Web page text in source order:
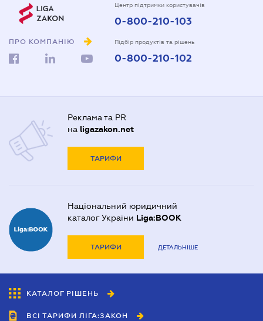
ПРО КОМПАНІЮ
Центр підтримки користувачів
0-800-210-103
Підбір продуктів та рішень
0-800-210-102
Реклама та PR
на ligazakon.net
ТАРИФИ
Національний юридичний
каталог України Liga:BOOK
ТАРИФИ ДЕТАЛЬНІШЕ
КАТАЛОГ РІШЕНЬ
ВСІ ТАРИФИ ЛІГА:ЗАКОН